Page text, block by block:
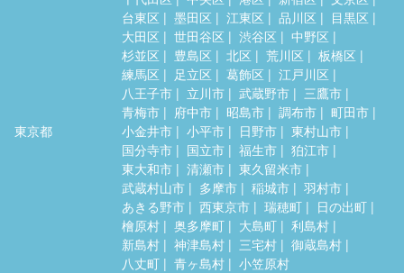
東京都
台東区
墨田区 江東区 品川区
目黒区
大田区
世田谷区 渋谷区
中野区
杉並区
豊島区 北区 荒川区
板橋区
練馬区
足立区 葛飾区
江戸川区
八王子市
立川市 武蔵野市
三鷹市
青梅市
府中市 昭島市 調布市
町田市
小金井市
小平市 日野市
東村山市
国分寺市
国立市 福生市
狛江市
東大和市
清瀬市
東久留米市
武蔵村山市
多摩市 稲城市
羽村市
あきる野市
西東京市 瑞穂町
日の出町
檜原村
奥多摩町 大島町
利島村
新島村
神津島村 三宅村
御蔵島村
八丈町
青ヶ島村 小笠原村